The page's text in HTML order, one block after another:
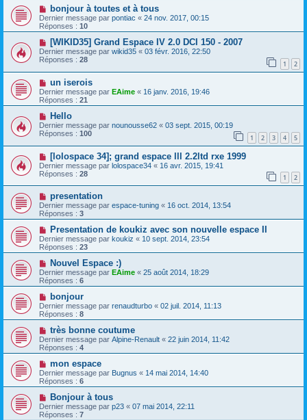
bonjour à toutes et à tous
Dernier message par pontiac « 24 nov. 2017, 00:15
Réponses : 10
[WIKID35] Grand Espace IV 2.0 DCI 150 - 2007
Dernier message par wikid35 « 03 févr. 2016, 22:50
Réponses : 28 1 2
un iserois
Dernier message par EAime « 16 janv. 2016, 19:46
Réponses : 21
Hello
Dernier message par nounousse62 « 03 sept. 2015, 00:19
Réponses : 100 1 2 3 4 5
[lolospace 34]; grand espace lll 2.2ltd rxe 1999
Dernier message par lolospace34 « 16 avr. 2015, 19:41
Réponses : 28 1 2
presentation
Dernier message par espace-tuning « 16 oct. 2014, 13:54
Réponses : 3
Presentation de koukiz avec son nouvelle espace II
Dernier message par koukiz « 10 sept. 2014, 23:54
Réponses : 23
Nouvel Espace :)
Dernier message par EAime « 25 août 2014, 18:29
Réponses : 6
bonjour
Dernier message par renaudturbo « 02 juil. 2014, 11:13
Réponses : 8
très bonne coutume
Dernier message par Alpine-Renault « 22 juin 2014, 11:42
Réponses : 4
mon espace
Dernier message par Bugnus « 14 mai 2014, 14:40
Réponses : 6
Bonjour à tous
Dernier message par p23 « 07 mai 2014, 22:11
Réponses : 7